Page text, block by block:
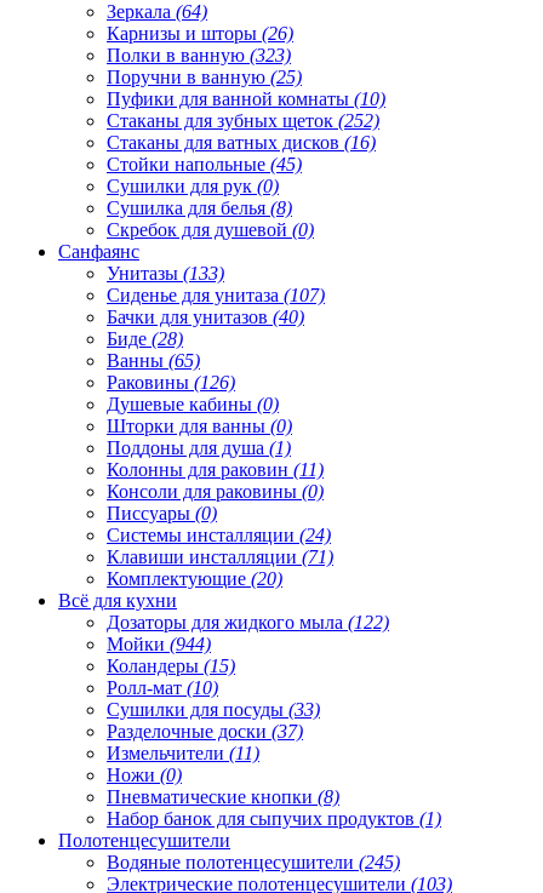
Зеркала (64)
Карнизы и шторы (26)
Полки в ванную (323)
Поручни в ванную (25)
Пуфики для ванной комнаты (10)
Стаканы для зубных щеток (252)
Стаканы для ватных дисков (16)
Стойки напольные (45)
Сушилки для рук (0)
Сушилка для белья (8)
Скребок для душевой (0)
Санфаянс
Унитазы (133)
Сиденье для унитаза (107)
Бачки для унитазов (40)
Биде (28)
Ванны (65)
Раковины (126)
Душевые кабины (0)
Шторки для ванны (0)
Поддоны для душа (1)
Колонны для раковин (11)
Консоли для раковины (0)
Писсуары (0)
Системы инсталляции (24)
Клавиши инсталляции (71)
Комплектующие (20)
Всё для кухни
Дозаторы для жидкого мыла (122)
Мойки (944)
Коландеры (15)
Ролл-мат (10)
Сушилки для посуды (33)
Разделочные доски (37)
Измельчители (11)
Ножи (0)
Пневматические кнопки (8)
Набор банок для сыпучих продуктов (1)
Полотенцесушители
Водяные полотенцесушители (245)
Электрические полотенцесушители (103)